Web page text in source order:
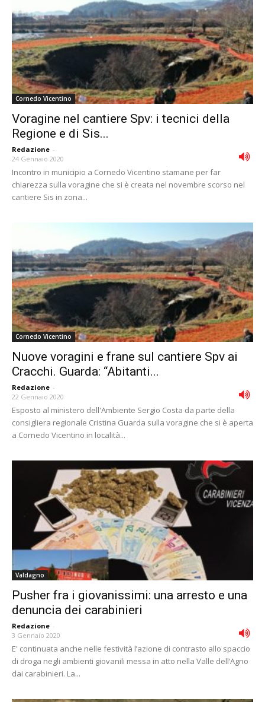
Cornedo Vicentino
Voragine nel cantiere Spv: i tecnici della
Regione e di Sis...
Redazione -
24 Gennaio 2020
Incontro in municipio a Cornedo Vicentino stamane per far
chiarezza sulla voragine che si è creata nel novembre scorso nel
cantiere Sis in zona...
Cornedo Vicentino
Nuove voragini e frane sul cantiere Spv ai
Cracchi. Guarda: “Abitanti...
Redazione -
22 Gennaio 2020
Esposto al ministero dell'Ambiente Sergio Costa da parte della
consigliera regionale Cristina Guarda sulla voragine che si è aperta
a Cornedo Vicentino in località...
Valdagno
Pusher fra i giovanissimi: una arresto e una
denuncia dei carabinieri
Redazione -
3 Gennaio 2020
E' continuata anche nelle festività l’azione di contrasto allo spaccio
di droga negli ambienti giovanili messa in atto nella Valle dell’Agno
dai carabinieri. La...